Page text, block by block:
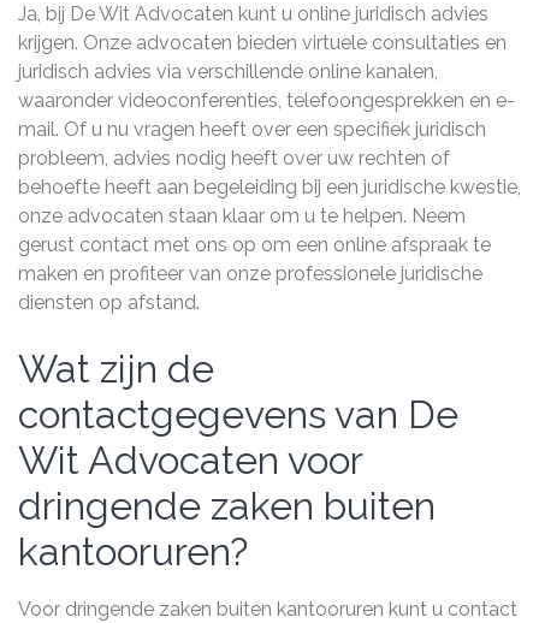
Ja, bij De Wit Advocaten kunt u online juridisch advies
krijgen. Onze advocaten bieden virtuele consultaties en
juridisch advies via verschillende online kanalen,
waaronder videoconferenties, telefoongesprekken en e-
mail. Of u nu vragen heeft over een specifiek juridisch
probleem, advies nodig heeft over uw rechten of
behoefte heeft aan begeleiding bij een juridische kwestie,
onze advocaten staan klaar om u te helpen. Neem
gerust contact met ons op om een online afspraak te
maken en profiteer van onze professionele juridische
diensten op afstand.
Wat zijn de
contactgegevens van De
Wit Advocaten voor
dringende zaken buiten
kantooruren?
Voor dringende zaken buiten kantooruren kunt u contact